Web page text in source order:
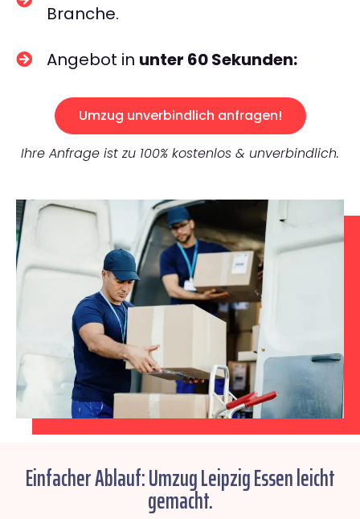
Branche.
Angebot in unter 60 Sekunden:
Umzug unverbindlich anfragen!
Ihre Anfrage ist zu 100% kostenlos & unverbindlich.
Einfacher Ablauf: Umzug Leipzig Essen leicht
gemacht.